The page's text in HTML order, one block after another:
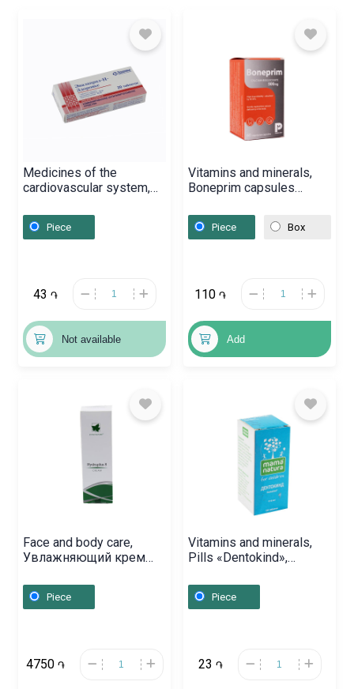
Medicines of the
cardiovascular system,
mg, Ուկրաինա
Piece
43 ֏
Not available
Vitamins and minerals,
Boneprim capsules
Լեհաստան
Piece Box
110 ֏
Add
Face and body care,
Увлажняющий крем
Հայաստան
Piece
4750 ֏
Vitamins and minerals,
Pills «Dentokind»,
Piece
23 ֏